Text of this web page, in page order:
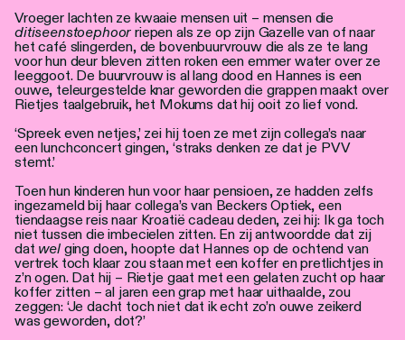
Vroeger lachten ze kwaaie mensen uit – mensen die
ditiseenstoephoor riepen als ze op zijn Gazelle van of naar
het café slingerden, de bovenbuurvrouw die als ze te lang
voor hun deur bleven zitten roken een emmer water over ze
leeggoot. De buurvrouw is al lang dood en Hannes is een
ouwe, teleurgestelde knar geworden die grappen maakt over
Rietjes taalgebruik, het Mokums dat hij ooit zo lief vond.
‘Spreek even netjes,’ zei hij toen ze met zijn collega’s naar
een lunchconcert gingen, ‘straks denken ze dat je PVV
stemt.’
Toen hun kinderen hun voor haar pensioen, ze hadden zelfs
ingezameld bij haar collega’s van Beckers Optiek, een
tiendaagse reis naar Kroatië cadeau deden, zei hij: Ik ga toch
niet tussen die imbecielen zitten. En zij antwoordde dat zij
dat welging doen, hoopte dat Hannes op de ochtend van
vertrek toch klaar zou staan met een koffer en pretlichtjes in
z’n ogen. Dat hij – Rietje gaat met een gelaten zucht op haar
koffer zitten – al jaren een grap met haar uithaalde, zou
zeggen: ‘Je dacht toch niet dat ik echt zo’n ouwe zeikerd
was geworden, dot?’